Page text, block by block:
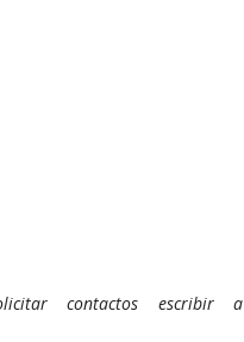
contactos escribir a